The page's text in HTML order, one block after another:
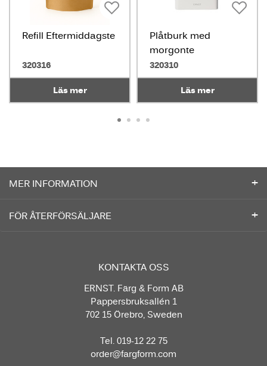
Refill Eftermiddagste
320316
Läs mer
Plåtburk med
morgonte
320310
Läs mer
MER INFORMATION
FÖR ÅTERFÖRSÄLJARE
KONTAKTA OSS
ERNST. Färg & Form AB
Pappersbruksallén 1
702 15 Örebro, Sweden
Tel. 019-12 22 75
order@fargform.com